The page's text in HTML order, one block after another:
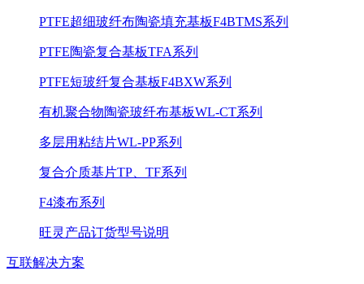
PTFE超细玻纤布陶瓷填充基板F4BTMS系列
PTFE陶瓷复合基板TFA系列
PTFE短玻纤复合基板F4BXW系列
有机聚合物陶瓷玻纤布基板WL-CT系列
多层用粘结片WL-PP系列
复合介质基片TP、TF系列
F4漆布系列
旺灵产品订货型号说明
互联解决方案